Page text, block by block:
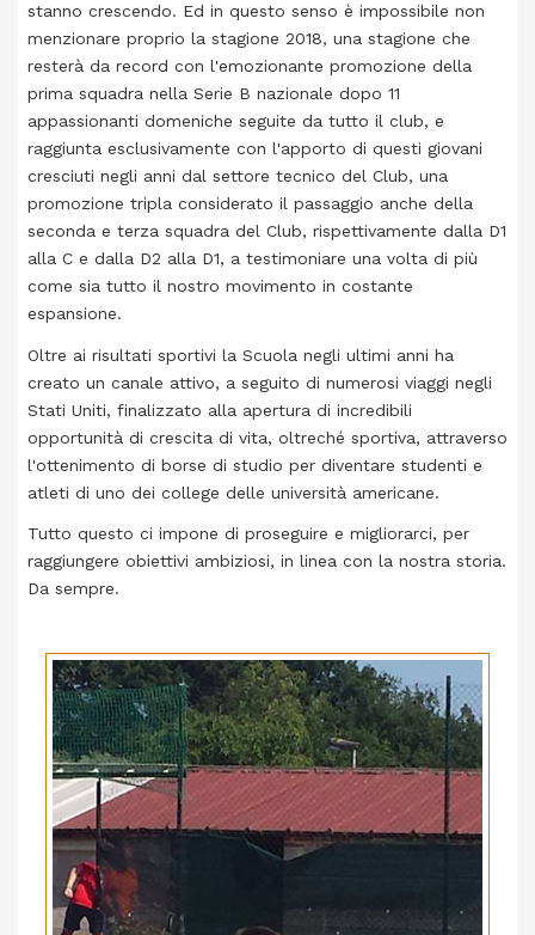
stanno crescendo. Ed in questo senso è impossibile non
menzionare proprio la stagione 2018, una stagione che
resterà da record con l'emozionante promozione della
prima squadra nella Serie B nazionale dopo 11
appassionanti domeniche seguite da tutto il club, e
raggiunta esclusivamente con l'apporto di questi giovani
cresciuti negli anni dal settore tecnico del Club, una
promozione tripla considerato il passaggio anche della
seconda e terza squadra del Club, rispettivamente dalla D1
alla C e dalla D2 alla D1, a testimoniare una volta di più
come sia tutto il nostro movimento in costante
espansione.
Oltre ai risultati sportivi la Scuola negli ultimi anni ha
creato un canale attivo, a seguito di numerosi viaggi negli
Stati Uniti, finalizzato alla apertura di incredibili
opportunità di crescita di vita, oltreché sportiva, attraverso
l'ottenimento di borse di studio per diventare studenti e
atleti di uno dei college delle università americane.
Tutto questo ci impone di proseguire e migliorarci, per
raggiungere obiettivi ambiziosi, in linea con la nostra storia.
Da sempre.